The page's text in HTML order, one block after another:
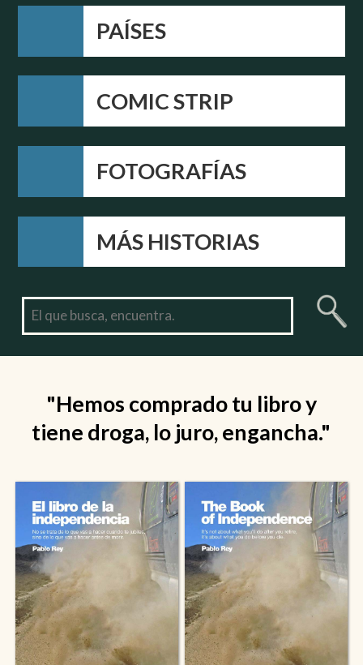
PAÍSES
COMIC STRIP
FOTOGRAFÍAS
MÁS HISTORIAS
"Hemos comprado tu libro y
tiene droga, lo juro, engancha."